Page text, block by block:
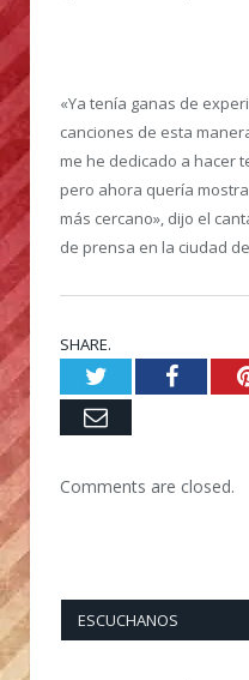
«Ya tenía ganas de
canciones de esta
me he dedicado a hacer
pero ahora quería
más cercano», dijo el
de prensa en la ciudad
SHARE.
Twitter
Email
Comments are closed.
ESCUCHANOS